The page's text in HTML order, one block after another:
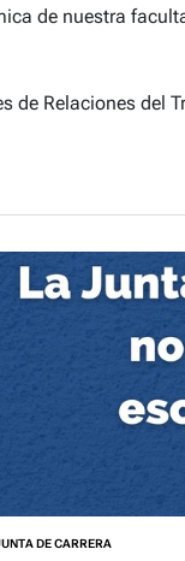
de nuestra
de Relaciones del
DE CARRERA